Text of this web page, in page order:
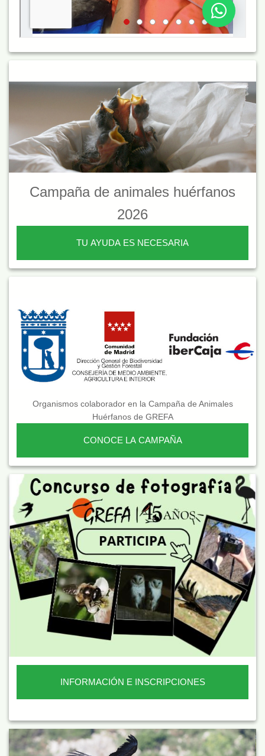
Campaña de animales huérfanos
2026
TU AYUDA ES NECESARIA
Organismos colaborador en la Campaña de Animales
Huérfanos de GREFA
CONOCE LA CAMPAÑA
INFORMACIÓN E INSCRIPCIONES